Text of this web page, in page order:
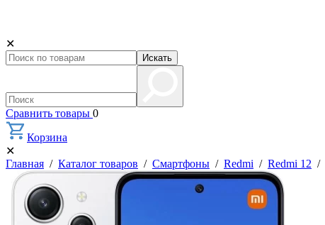
✕
Искать
Сравнить товары 0
Корзина
✕
Главная / Каталог товаров / Смартфоны / Redmi / Redmi 12 /